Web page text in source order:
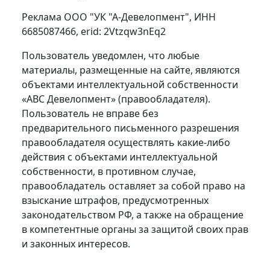
Реклама ООО "УК "А-Девелопмент", ИНН
6685087466, erid: 2Vtzqw3nEq2
Пользователь уведомлен, что любые
материалы, размещенные на сайте, являются
объектами интеллектуальной собственности
«АВС Девелопмент» (правообладателя).
Пользователь не вправе без
предварительного письменного разрешения
правообладателя осуществлять какие-либо
действия с объектами интеллектуальной
собственности, в противном случае,
правообладатель оставляет за собой право на
взыскание штрафов, предусмотренных
законодательством РФ, а также на обращение
в компетентные органы за защитой своих прав
и законных интересов.